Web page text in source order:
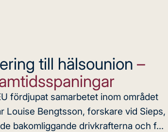
till hälsounion –
fördjupat samarbetet inom området
Louise Bengtsson, forskare vid Sieps,
bakomliggande drivkrafterna och f...